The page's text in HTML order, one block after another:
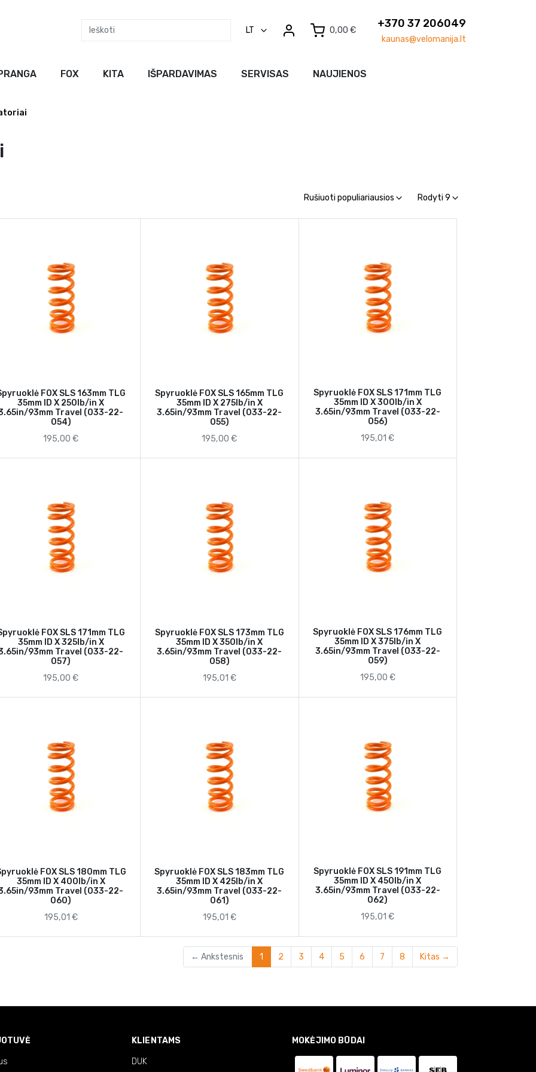
LT 0,00 €
+370 37 206049
kaunas@velomanija.lt
FOX KITA IŠPARDAVIMAS SERVISAS NAUJIENOS
Rušiuoti populiariausios Rodyti 9
FOX SLS 163mm TLG
35mm ID X 250lb/in X
93mm Travel (033-22-
054)
195,00 €
Spyruoklė FOX SLS 165mm TLG
35mm ID X 275lb/in X
3.65in/93mm Travel (033-22-
055)
195,00 €
Spyruoklė FOX SLS 171mm TLG
35mm ID X 300lb/in X
3.65in/93mm Travel (033-22-
056)
195,01 €
FOX SLS 171mm TLG
35mm ID X 325lb/in X
93mm Travel (033-22-
057)
195,00 €
Spyruoklė FOX SLS 173mm TLG
35mm ID X 350lb/in X
3.65in/93mm Travel (033-22-
058)
195,01 €
Spyruoklė FOX SLS 176mm TLG
35mm ID X 375lb/in X
3.65in/93mm Travel (033-22-
059)
195,00 €
FOX SLS 180mm TLG
35mm ID X 400lb/in X
93mm Travel (033-22-
060)
195,01 €
Spyruoklė FOX SLS 183mm TLG
35mm ID X 425lb/in X
3.65in/93mm Travel (033-22-
061)
195,01 €
Spyruoklė FOX SLS 191mm TLG
35mm ID X 450lb/in X
3.65in/93mm Travel (033-22-
062)
195,01 €
← Ankstesnis 1 (current)
2 3 4 5 6 7 8 Kitas →
KLIENTAMS
DUK
MOKĖJIMO BŪDAI